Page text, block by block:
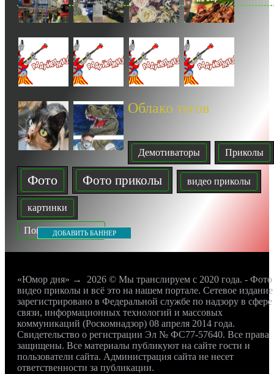
Облако тегов
Демотиваторы Приколы
Фото Фото приколы видео приколы
картинки
Показать все теги
ДОБАВИТЬ БАННЕР
«Юмор дня» → 2026 © Мы транслируем с 2020 года. -
видео приколы и всё это на нашем портале. Сетевое издание
зарегистрировано в Федеральной службе по надзору в сфере
связи, информационных технологий и массовых
коммуникаций (Роскомнадзор) 08 апреля 2014 года.
Свидетельство о регистрации Эл № ФС77-57640. Все права
защищены. Все материалы публикуют на сайте гости и
пользователи сайта. Администрация сайта не несет
ответственности за публикации.